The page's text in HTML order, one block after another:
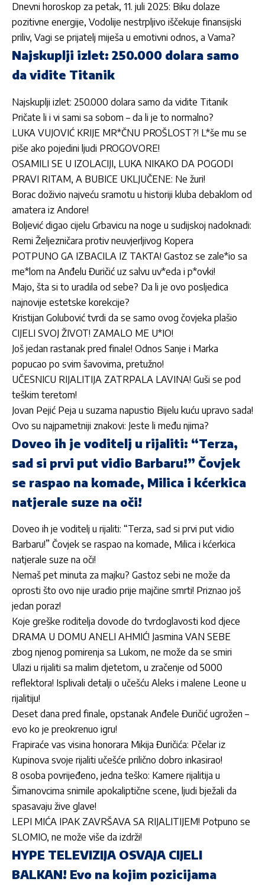
Dnevni horoskop za petak, 11. juli 2025: Biku dolaze
pozitivne energije, Vodolije nestrpljivo iščekuje finansijski
priliv, Vagi se prijatelj miješa u emotivni odnos, a Vama?
Najskuplji izlet: 250.000 dolara samo
da vidite Titanik
Najskuplji izlet: 250.000 dolara samo da vidite Titanik
Pričate li i vi sami sa sobom – da li je to normalno?
LUKA VUJOVIĆ KRIJE MR*ČNU PROŠLOST?! L*še mu se
piše ako pojedini ljudi PROGOVORE!
OSAMILI SE U IZOLACIJI, LUKA NIKAKO DA POGODI
PRAVI RITAM, A BUBICE UKLJUČENE: Ne žuri!
Borac doživio najveću sramotu u historiji kluba debaklom od
amatera iz Andore!
Boljević digao cijelu Grbavicu na noge u sudijskoj nadoknadi:
Remi Željezničara protiv neuvjerljivog Kopera
POTPUNO GA IZBACILA IZ TAKTA! Gastoz se zale*io sa
me*lom na Anđelu Đuričić uz salvu uv*eda i p*ovki!
Majo, šta si to uradila od sebe? Da li je ovo posljedica
najnovije estetske korekcije?
Kristijan Golubović tvrdi da se samo ovog čovjeka plašio
CIJELI SVOJ ŽIVOT! ZAMALO ME U*IO!
Još jedan rastanak pred finale! Odnos Sanje i Marka
popucao po svim šavovima, pretužno!
UČESNICU RIJALITIJA ZATRPALA LAVINA! Guši se pod
teškim teretom!
Jovan Pejić Peja u suzama napustio Bijelu kuću upravo sada!
Ovo su najpametniji znakovi: Jeste li među njima?
Doveo ih je voditelj u rijaliti: “Terza,
sad si prvi put vidio Barbaru!” Čovjek
se raspao na komade, Milica i kćerkica
natjerale suze na oči!
Doveo ih je voditelj u rijaliti: “Terza, sad si prvi put vidio
Barbaru!” Čovjek se raspao na komade, Milica i kćerkica
natjerale suze na oči!
Nemaš pet minuta za majku? Gastoz sebi ne može da
oprosti što ovo nije uradio prije majčine smrti! Priznao još
jedan poraz!
Koje greške roditelja dovode do tvrdoglavosti kod djece
DRAMA U DOMU ANELI AHMIĆ! Jasmina VAN SEBE
zbog njenog pomirenja sa Lukom, ne može da se smiri
Ulazi u rijaliti sa malim djetetom, u zračenje od 5000
reflektora! Isplivali detalji o učešću Aleks i malene Leone u
rijalitiju!
Deset dana pred finale, opstanak Anđele Đuričić ugrožen –
evo ko je preokrenuo igru!
Frapiraće vas visina honorara Mikija Đuričića: Pčelar iz
Kupinova svoje rijaliti učešće prilično dobro inkasirao!
8 osoba povrijeđeno, jedna teško: Kamere rijalitija u
Šimanovcima snimile apokaliptične scene, ljudi bježali da
spasavaju žive glave!
LEPI MIĆA IPAK ZAVRŠAVA SA RIJALITIJEM! Potpuno se
SLOMIO, ne može više da izdrži!
HYPE TELEVIZIJA OSVAJA CIJELI
BALKAN! Evo na kojim pozicijama